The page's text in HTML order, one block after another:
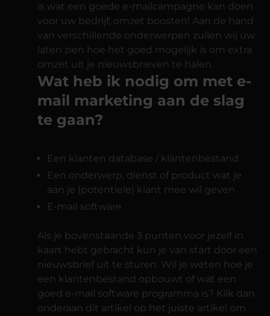
is wat een goede e-mailcampagne kan doen
voor uw bedrijf; omzet boosten! Aan de hand
van verschillende onderwerpen zullen wij uw
laten zien hoe het goed mogelijk is om extra
omzet uit je nieuwsbrieven te halen.
Wat heb ik nodig om met e-
mail marketing aan de slag
te gaan?
Een klanten database / klantenbestand
Een onderwerp, dienst of product wat je
aan je (potentiele) klant mee wil geven
E-mail software
Als je bovenstaande 3 punten voor jezelf in
kaart hebt gebracht kun je van start door een
nieuwsbrief uit te sturen. Wil je weten hoe je
een klantenbestand opbouwt of wat een
goed e-mail software programma is? Klik dan
onderaan dit artikel op het juiste artikel om